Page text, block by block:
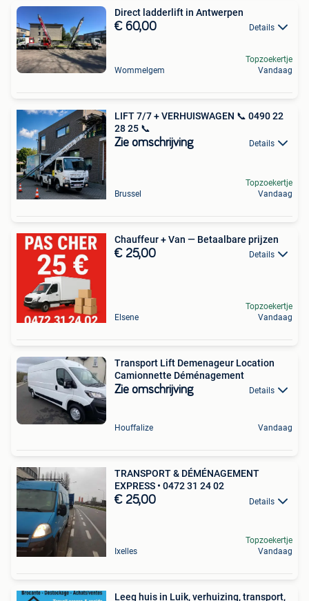
Direct ladderlift in Antwerpen
€ 60,00 Details
Wommelgem
Topzoekertje
Vandaag
LIFT 7/7 + VERHUISWAGEN 📞 0490 22
28 25 📞
Zie omschrijving Details
Brussel
Topzoekertje
Vandaag
Chauffeur + Van — Betaalbare prijzen
€ 25,00 Details
Elsene
Topzoekertje
Vandaag
Transport Lift Demenageur Location
Camionnette Déménagement
Zie omschrijving Details
Houffalize Vandaag
TRANSPORT & DÉMÉNAGEMENT
EXPRESS • 0472 31 24 02
€ 25,00 Details
Ixelles
Topzoekertje
Vandaag
Leeg huis in Luik, verhuizing, transport,